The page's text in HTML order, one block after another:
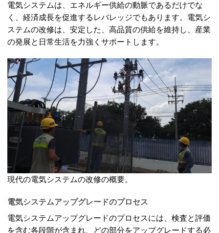
電気システムは、エネルギー供給の動脈であるだけでな
く、経済成長を促進するレバレッジでもあります。電気シ
ステムの改修は、安定した、高品質の供給を維持し、産業
の発展と日常生活を力強くサポートします。
現代の電気システムの改修の概要。
電気システムアップグレードのプロセス
電気システムアップグレードのプロセスには、検査と評価
を含む各段階が含まれ、どの部分をアップグレードする必